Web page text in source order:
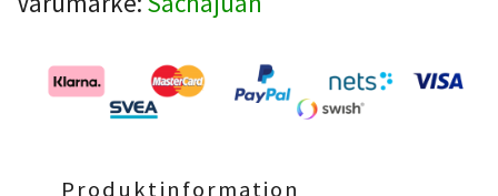
Produktinformation